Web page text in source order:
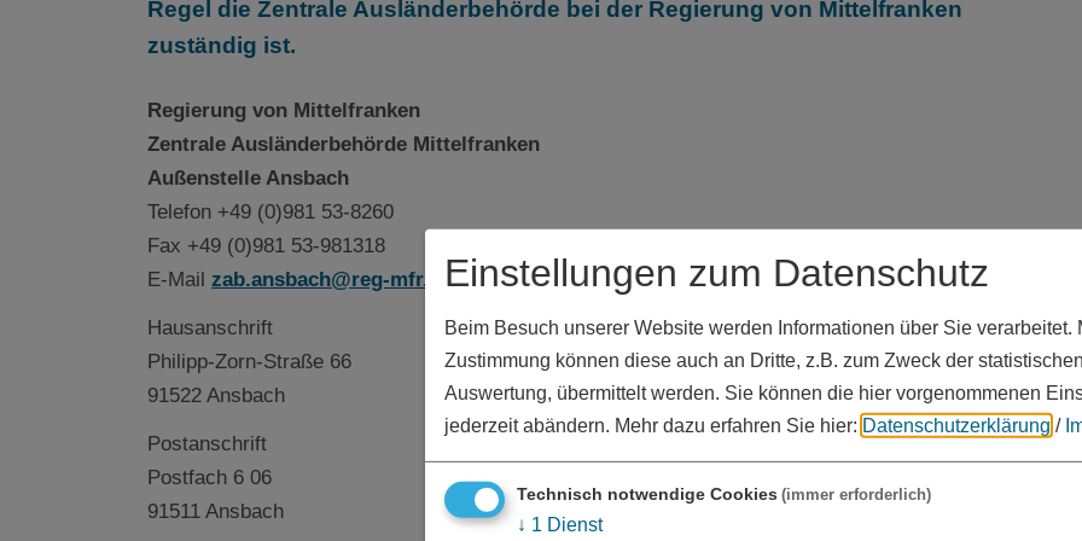
Regel die Zentrale Ausländerbehörde bei der Regierung von Mittelfranken
zuständig ist.
Regierung von Mittelfranken
Zentrale Ausländerbehörde Mittelfranken
Außenstelle Ansbach
Telefon +49 (0)981 53-8260
Fax +49 (0)981 53-981318
E-Mail zab.ansbach@reg-mfr.bayern.de
Hausanschrift
Philipp-Zorn-Straße 66
91522 Ansbach
Postanschrift
Postfach 6 06
91511 Ansbach
Einstellungen zum Datenschutz
Beim Besuch unserer Website werden Informationen über Sie verarbeitet.
Zustimmung können diese auch an Dritte, z.B. zum Zweck der statistischen
Auswertung, übermittelt werden. Sie können die hier vorgenommenen
jederzeit abändern. Mehr dazu erfahren Sie hier: Datenschutzerklärung /
Technisch notwendige Cookies (immer erforderlich)
↓ 1 Dienst